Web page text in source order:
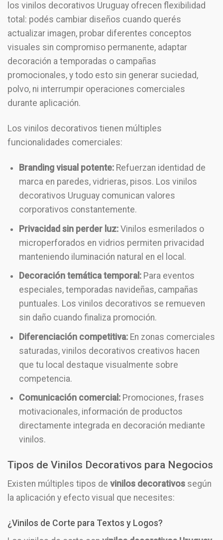
los vinilos decorativos Uruguay ofrecen flexibilidad
total: podés cambiar diseños cuando querés
actualizar imagen, probar diferentes conceptos
visuales sin compromiso permanente, adaptar
decoración a temporadas o campañas
promocionales, y todo esto sin generar suciedad,
polvo, ni interrumpir operaciones comerciales
durante aplicación.
Los vinilos decorativos tienen múltiples
funcionalidades comerciales:
Branding visual potente: Refuerzan identidad de
marca en paredes, vidrieras, pisos. Los vinilos
decorativos Uruguay comunican valores
corporativos constantemente.
Privacidad sin perder luz: Vinilos esmerilados o
microperforados en vidrios permiten privacidad
manteniendo iluminación natural en el local.
Decoración temática temporal: Para eventos
especiales, temporadas navideñas, campañas
puntuales. Los vinilos decorativos se remueven
sin daño cuando finaliza promoción.
Diferenciación competitiva: En zonas comerciales
saturadas, vinilos decorativos creativos hacen
que tu local destaque visualmente sobre
competencia.
Comunicación comercial: Promociones, frases
motivacionales, información de productos
directamente integrada en decoración mediante
vinilos.
Tipos de Vinilos Decorativos para Negocios
Existen múltiples tipos de vinilos decorativos según
la aplicación y efecto visual que necesites:
¿Vinilos de Corte para Textos y Logos?